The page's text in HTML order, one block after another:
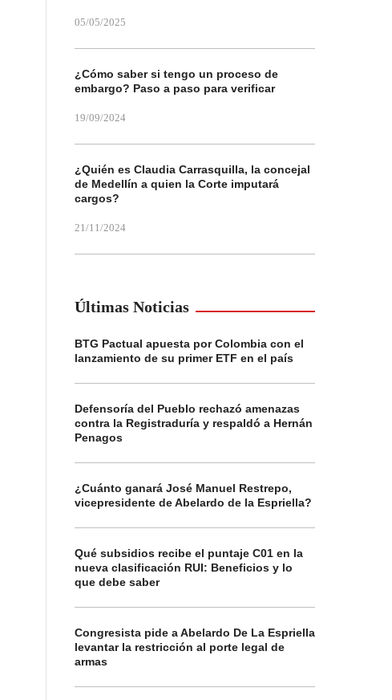
05/05/2025
¿Cómo saber si tengo un proceso de
embargo? Paso a paso para verificar
19/09/2024
¿Quién es Claudia Carrasquilla, la concejal
de Medellín a quien la Corte imputará
cargos?
21/11/2024
Últimas Noticias
BTG Pactual apuesta por Colombia con el
lanzamiento de su primer ETF en el país
Defensoría del Pueblo rechazó amenazas
contra la Registraduría y respaldó a Hernán
Penagos
¿Cuánto ganará José Manuel Restrepo,
vicepresidente de Abelardo de la Espriella?
Qué subsidios recibe el puntaje C01 en la
nueva clasificación RUI: Beneficios y lo
que debe saber
Congresista pide a Abelardo De La Espriella
levantar la restricción al porte legal de
armas